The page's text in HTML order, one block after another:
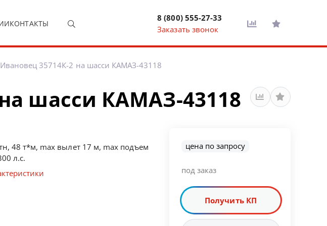
КОНТАКТЫ
8 (800) 555-27-33
Заказать звонок
35714К-2 на шасси КАМАЗ-43118
шасси КАМАЗ-43118
48 т*м, max вылет 17 м, max подъем
л.с.
цена по запросу
под заказ
Получить КП